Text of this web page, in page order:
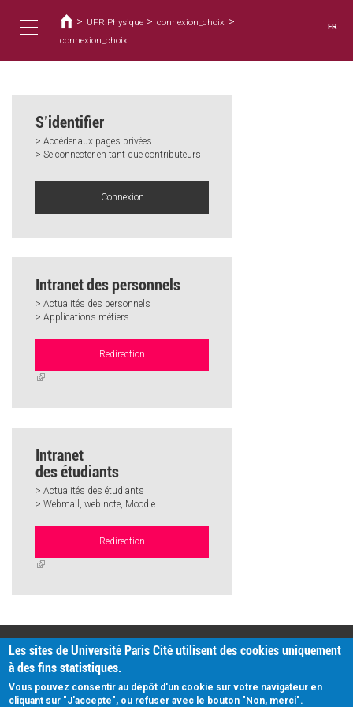
contenu
Toggle
navigation
êtes
ici
> UFR Physique > connexion_choix >
connexion_choix
FR
S’identifier
> Accéder aux pages privées
> Se connecter en tant que contributeurs
Connexion
Intranet des personnels
> Actualités des personnels
> Applications métiers
Redirection
(link
Intranet
des étudiants
> Actualités des étudiants
> Webmail, web note, Moodle...
Redirection
(link
PRATIQUE
Plan d'accès
Intranet
Mentions légales
Données personnelles
Les sites de Université Paris Cité utilisent des cookies uniquement
à des fins statistiques.
Vous pouvez consentir au dépôt d'un cookie sur votre navigateur en
cliquant sur "J'accepte", ou refuser avec le bouton "Non, merci".